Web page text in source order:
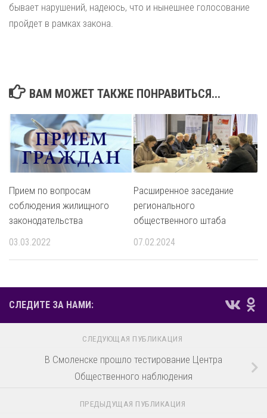
бывает нарушений, надеюсь, что и нынешнее голосование
пройдет в рамках закона.
ВАМ МОЖЕТ ТАКЖЕ ПОНРАВИТЬСЯ...
Прием по вопросам
соблюдения жилищного
законодательства
03.03.2022
Расширенное заседание
регионального
общественного штаба
07.02.2024
СЛЕДИТЕ ЗА НАМИ:
СЛЕДУЮЩАЯ ПУБЛИКАЦИЯ
В Смоленске прошло тестирование Центра
Общественного наблюдения
ПРЕДЫДУЩАЯ ПУБЛИКАЦИЯ